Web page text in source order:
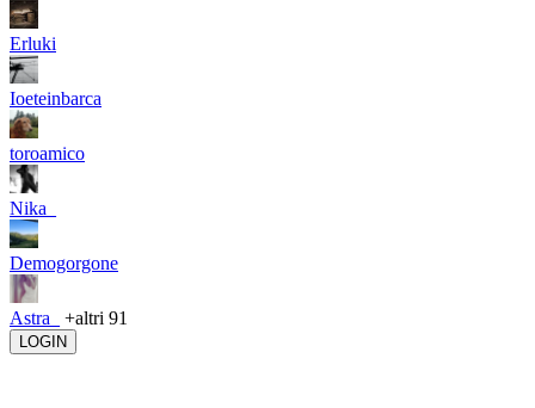
Erluki
Ioeteinbarca
toroamico
Nika_
Demogorgone
Astra_ +altri 91
LOGIN